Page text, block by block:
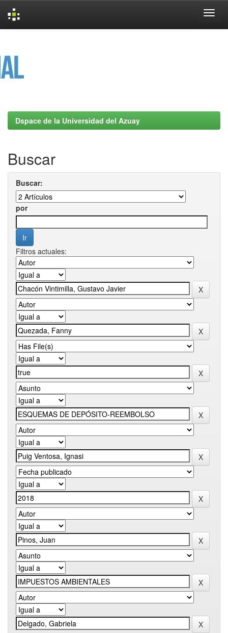
Dspace de la Universidad del Azuay
Buscar
Buscar:
por
Filtros actuales: